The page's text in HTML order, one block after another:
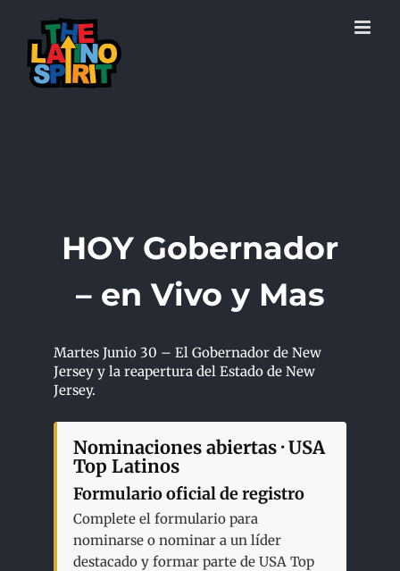
content
HOY Gobernador
– en Vivo y Mas
Martes Junio 30 – El Gobernador de New
Jersey y la reapertura del Estado de New
Jersey.
Nominaciones abiertas · USA
Top Latinos
Formulario oficial de registro
Complete el formulario para
nominarse o nominar a un líder
destacado y formar parte de USA Top